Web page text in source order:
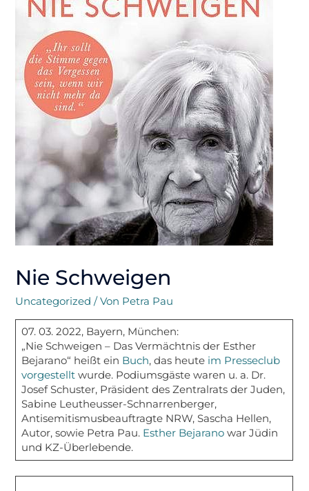
Nie Schweigen
Uncategorized / Von Petra Pau
07. 03. 2022, Bayern, München:
„Nie Schweigen – Das Vermächtnis der Esther
Bejarano“ heißt ein Buch, das heute im Presseclub
vorgestelltwurde. Podiumsgäste waren u. a. Dr.
Josef Schuster, Präsident des Zentralrats der Juden,
Sabine Leutheusser-Schnarrenberger,
Antisemitismusbeauftragte NRW, Sascha Hellen,
Autor, sowie Petra Pau. Esther Bejaranowar Jüdin
und KZ-Überlebende.